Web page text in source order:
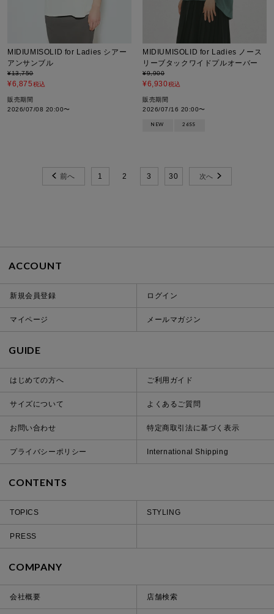
MIDIUMISOLID for Ladies シアー
アンサンブル
¥13,750
¥6,875税込
販売期間
2026/07/08 20:00〜
MIDIUMISOLID for Ladies ノース
リーブタックワイドプルオーバー
¥9,900
¥6,930税込
販売期間
2026/07/16 20:00〜
NEW 26SS
1 2 3 30
ACCOUNT
新規会員登録 ログイン
マイページ メールマガジン
GUIDE
はじめての方へ ご利用ガイド
サイズについて よくあるご質問
お問い合わせ 特定商取引法に基づく表示
プライバシーポリシー International Shipping
CONTENTS
TOPICS STYLING
PRESS
COMPANY
会社概要 店舗検索